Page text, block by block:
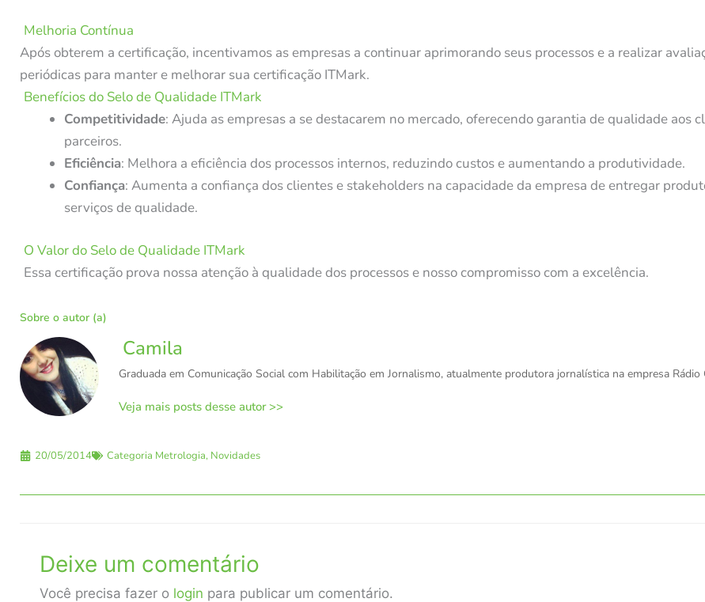
Melhoria Contínua
Após obterem a certificação, incentivamos as empresas a continuar aprimorando seus processos e a realizar
periódicas para manter e melhorar sua certificação ITMark.
Benefícios do Selo de Qualidade ITMark
Competitividade: Ajuda as empresas a se destacarem no mercado, oferecendo garantia de qualidade aos
parceiros.
Eficiência: Melhora a eficiência dos processos internos, reduzindo custos e aumentando a produtividade.
Confiança: Aumenta a confiança dos clientes e stakeholders na capacidade da empresa de entregar
serviços de qualidade.
O Valor do Selo de Qualidade ITMark
Essa certificação prova nossa atenção à qualidade dos processos e nosso compromisso com a excelência.
Sobre o autor (a)
Camila
Graduada em Comunicação Social com Habilitação em Jornalismo, atualmente produtora jornalística na empresa Rádio
Veja mais posts desse autor >>
20/05/2014 Categoria Metrologia, Novidades
Deixe um comentário
Você precisa fazer o login para publicar um comentário.